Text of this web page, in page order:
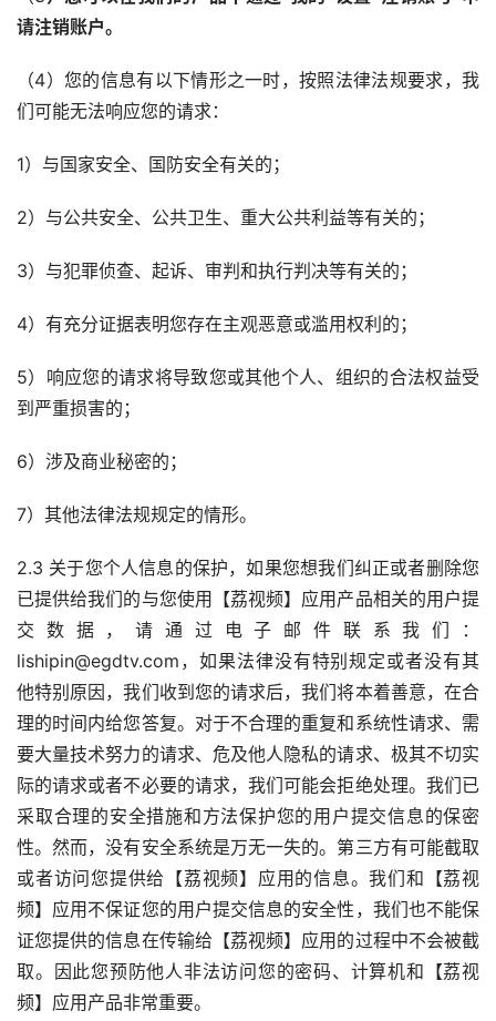
请注销账户。
（4）您的信息有以下情形之一时，按照法律法规要求，我
们可能无法响应您的请求：
1）与国家安全、国防安全有关的；
2）与公共安全、公共卫生、重大公共利益等有关的；
3）与犯罪侦查、起诉、审判和执行判决等有关的；
4）有充分证据表明您存在主观恶意或滥用权利的；
5）响应您的请求将导致您或其他个人、组织的合法权益受
到严重损害的；
6）涉及商业秘密的；
7）其他法律法规规定的情形。
2.3 关于您个人信息的保护，如果您想我们纠正或者删除您
已提供给我们的与您使用【荔视频】应用产品相关的用户提
交数据，请通过电子邮件联系我们：
lishipin@egdtv.com，如果法律没有特别规定或者没有其
他特别原因，我们收到您的请求后，我们将本着善意，在合
理的时间内给您答复。对于不合理的重复和系统性请求、需
要大量技术努力的请求、危及他人隐私的请求、极其不切实
际的请求或者不必要的请求，我们可能会拒绝处理。我们已
采取合理的安全措施和方法保护您的用户提交信息的保密
性。然而，没有安全系统是万无一失的。第三方有可能截取
或者访问您提供给【荔视频】应用的信息。我们和【荔视
频】应用不保证您的用户提交信息的安全性，我们也不能保
证您提供的信息在传输给【荔视频】应用的过程中不会被截
取。因此您预防他人非法访问您的密码、计算机和【荔视
频】应用产品非常重要。